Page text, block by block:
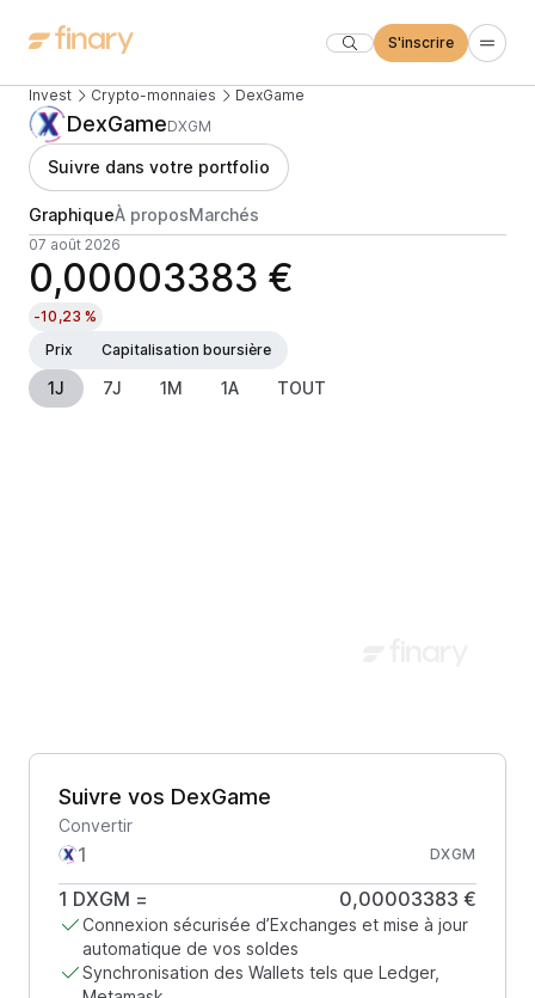
S'inscrire
Invest Crypto-monnaies DexGame
DexGameDXGM
Suivre dans votre portfolio
GraphiqueÀ proposMarchés
07 août 2026
0,00003383 €
-10,23 %
Prix
Capitalisation boursière
1J 7J 1M 1A TOUT
Suivre vos DexGame
Convertir
DXGM
1 DXGM = 0,00003383 €
Connexion sécurisée d’Exchanges et mise à jour
automatique de vos soldes
Synchronisation des Wallets tels que Ledger,